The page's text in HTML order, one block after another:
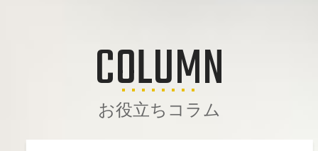
COLUMN
お役立ちコラム